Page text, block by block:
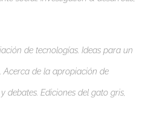
de tecnologías. Ideas para un
de la apropiación de
debates. Ediciones del gato gris,